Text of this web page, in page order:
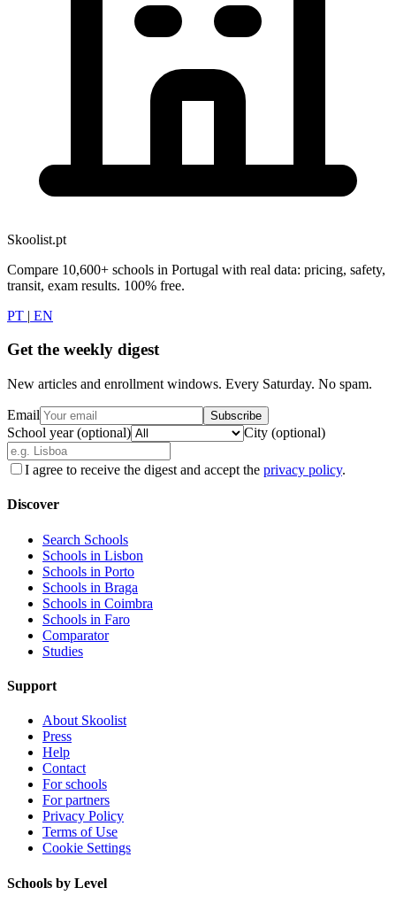
Skoolist.pt
Compare 10,600+ schools in Portugal with real data: pricing, safety,
transit, exam results. 100% free.
PT | EN
Get the weekly digest
New articles and enrollment windows. Every Saturday. No spam.
Email Subscribe
School year (optional) City (optional)
I agree to receive the digest and accept the privacy policy.
Discover
Search Schools
Schools in Lisbon
Schools in Porto
Schools in Braga
Schools in Coimbra
Schools in Faro
Comparator
Studies
Support
About Skoolist
Press
Help
Contact
For schools
For partners
Privacy Policy
Terms of Use
Cookie Settings
Schools by Level